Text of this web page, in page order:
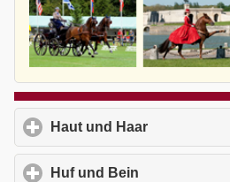
Haut und Haar
Huf und Bein